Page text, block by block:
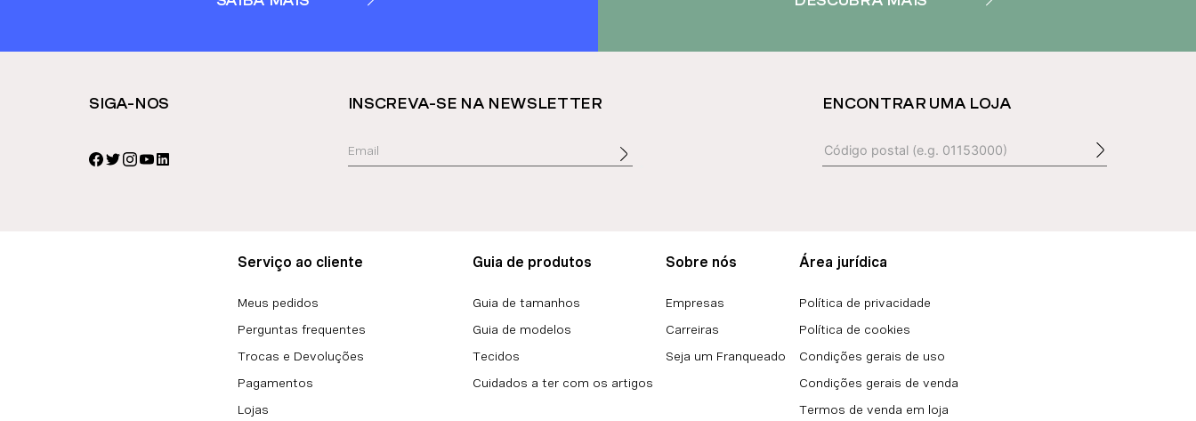
SIGA-NOS INSCREVA-SE NA NEWSLETTER ENCONTRAR UMA LOJA
Serviço ao cliente
Meus pedidos
Perguntas frequentes
Trocas e Devoluções
Pagamentos
Lojas
Guia de produtos
Guia de tamanhos
Guia de modelos
Tecidos
Cuidados a ter com os artigos
Sobre nós
Empresas
Carreiras
Seja um Franqueado
Área jurídica
Política de privacidade
Política de cookies
Condições gerais de uso
Condições gerais de venda
Termos de venda em loja